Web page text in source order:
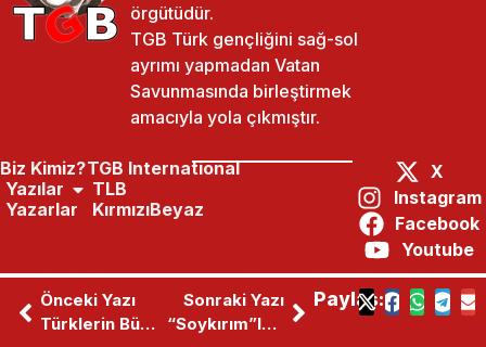
Önceki Yazı
Türklerin Büyük Şehidi: Boğazlıyan Kaymakamı Kemal Bey
Sonraki Yazı
“Soykırım”ın Hukuku
Paylaş:
örgütüdür.
TGB Türk gençliğini sağ-sol
ayrımı yapmadan Vatan
Savunmasında birleştirmek
amacıyla yola çıkmıştır.
Biz Kimiz?
Yazılar
Yazarlar
TGB International
TLB
KırmızıBeyaz
X
Instagram
Facebook
Youtube